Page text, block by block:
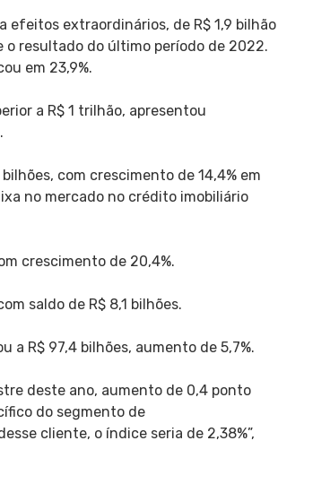
extraordinários, de R$ 1,9 bilhão
o resultado do último período de 2022.
em 23,9%.
a R$ 1 trilhão, apresentou
com crescimento de 14,4% em
no mercado no crédito imobiliário
crescimento de 20,4%.
saldo de R$ 8,1 bilhões.
R$ 97,4 bilhões, aumento de 5,7%.
deste ano, aumento de 0,4 ponto
do segmento de
cliente, o índice seria de 2,38%”,